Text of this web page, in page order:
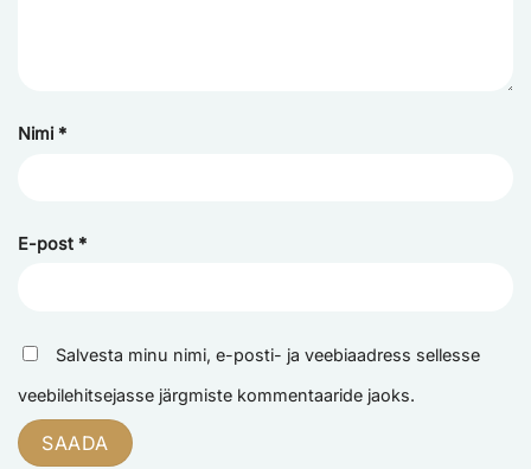
Nimi *
E-post *
Salvesta minu nimi, e-posti- ja veebiaadress sellesse
veebilehitsejasse järgmiste kommentaaride jaoks.